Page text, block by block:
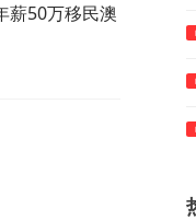
薪50万移民澳